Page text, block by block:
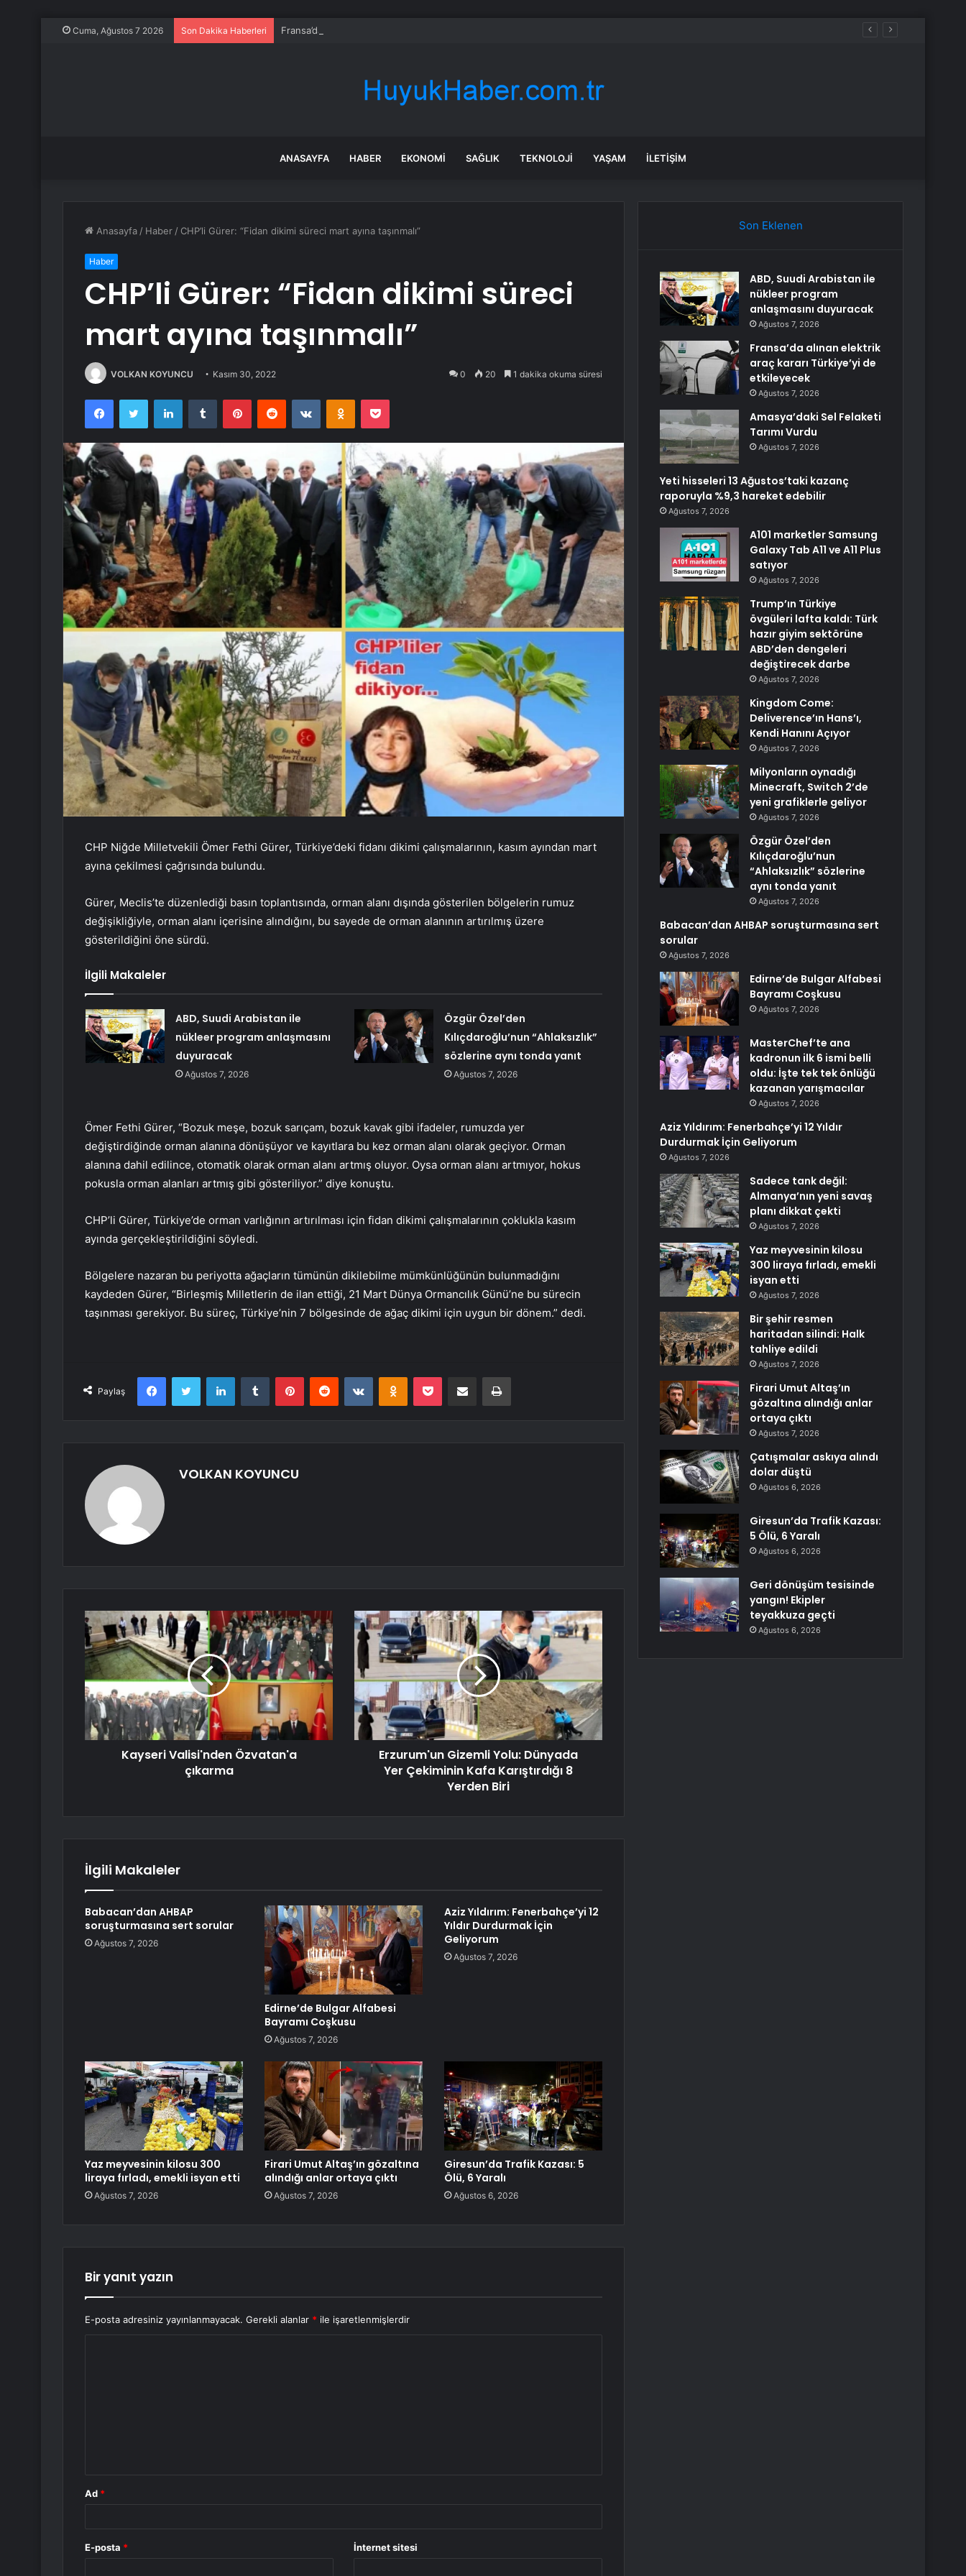
Cuma, Ağustos 7 2026 Son Dakika Haberleri Fransa’da alınan elektrik araç kararı Türkiye’yi de etkileyecek
ANASAYFA HABER EKONOMI SAĞLIK TEKNOLOJI YAŞAM İLETIŞIM
Anasayfa / Haber / CHP’li Gürer: “Fidan dikimi süreci mart ayına taşınmalı”
Haber
CHP’li Gürer: “Fidan dikimi süreci
mart ayına taşınmalı”
VOLKAN KOYUNCU Kasım 30, 2022 0 20 1 dakika okuma süresi
FacebookTwitter LinkedInTumblr PinterestReddit VKontakteOdnoklassniki
Pocket
CHP Niğde Milletvekili Ömer Fethi Gürer, Türkiye’deki fidanı dikimi çalışmalarının, kasım ayından mart
ayına çekilmesi çağrısında bulundu.
Gürer, Meclis’te düzenlediği basın toplantısında, orman alanı dışında gösterilen bölgelerin rumuz
değişikliğiyle, orman alanı içerisine alındığını, bu sayede de orman alanının artırılmış üzere
gösterildiğini öne sürdü.
İlgili Makaleler
ABD, Suudi Arabistan ile
nükleer program anlaşmasını
duyuracak
Ağustos 7, 2026
Özgür Özel’den
Kılıçdaroğlu’nun “Ahlaksızlık”
sözlerine aynı tonda yanıt
Ağustos 7, 2026
Ömer Fethi Gürer, “Bozuk meşe, bozuk sarıçam, bozuk kavak gibi ifadeler, rumuzda yer
değiştirdiğinde orman alanına dönüşüyor ve kayıtlara bu kez orman alanı olarak geçiyor. Orman
alanına dahil edilince, otomatik olarak orman alanı artmış oluyor. Oysa orman alanı artmıyor, hokus
pokusla orman alanları artmış gibi gösteriliyor.” diye konuştu.
CHP’li Gürer, Türkiye’de orman varlığının artırılması için fidan dikimi çalışmalarının çoklukla kasım
ayında gerçekleştirildiğini söyledi.
Bölgelere nazaran bu periyotta ağaçların tümünün dikilebilme mümkünlüğünün bulunmadığını
kaydeden Gürer, “Birleşmiş Milletlerin de ilan ettiği, 21 Mart Dünya Ormancılık Günü’ne bu sürecin
taşınması gerekiyor. Bu süreç, Türkiye’nin 7 bölgesinde de ağaç dikimi için uygun bir dönem.” dedi.
Paylaş
FacebookTwitter LinkedInTumblr PinterestReddit VKontakteOdnoklassniki
Pocket E-Posta ile paylaş Yazdır
VOLKAN KOYUNCU
Kayseri Valisi'nden Özvatan'a
çıkarma
Erzurum'un Gizemli Yolu: Dünyada
Yer Çekiminin Kafa Karıştırdığı 8
Yerden Biri
İlgili Makaleler
Babacan’dan AHBAP
soruşturmasına sert sorular
Ağustos 7, 2026
Edirne’de Bulgar Alfabesi
Bayramı Coşkusu
Ağustos 7, 2026
Aziz Yıldırım: Fenerbahçe’yi 12
Yıldır Durdurmak İçin
Geliyorum
Ağustos 7, 2026
Yaz meyvesinin kilosu 300
liraya fırladı, emekli isyan etti
Ağustos 7, 2026
Firari Umut Altaş’ın gözaltına
alındığı anlar ortaya çıktı
Ağustos 7, 2026
Giresun’da Trafik Kazası: 5
Ölü, 6 Yaralı
Ağustos 6, 2026
Bir yanıt yazın
E-posta adresiniz yayınlanmayacak. Gerekli alanlar * ile işaretlenmişlerdir
Ad *
E-posta * İnternet sitesi
Son Eklenen
ABD, Suudi Arabistan ile
nükleer program
anlaşmasını duyuracak
Ağustos 7, 2026
Fransa’da alınan elektrik
araç kararı Türkiye’yi de
etkileyecek
Ağustos 7, 2026
Amasya’daki Sel Felaketi
Tarımı Vurdu
Ağustos 7, 2026
Yeti hisseleri 13 Ağustos’taki kazanç
raporuyla %9,3 hareket edebilir
Ağustos 7, 2026
A101 marketler Samsung
Galaxy Tab A11 ve A11 Plus
satıyor
Ağustos 7, 2026
Trump’ın Türkiye
övgüleri lafta kaldı: Türk
hazır giyim sektörüne
ABD’den dengeleri
değiştirecek darbe
Ağustos 7, 2026
Kingdom Come:
Deliverence’ın Hans’ı,
Kendi Hanını Açıyor
Ağustos 7, 2026
Milyonların oynadığı
Minecraft, Switch 2’de
yeni grafiklerle geliyor
Ağustos 7, 2026
Özgür Özel’den
Kılıçdaroğlu’nun
“Ahlaksızlık” sözlerine
aynı tonda yanıt
Ağustos 7, 2026
Babacan’dan AHBAP soruşturmasına sert
sorular
Ağustos 7, 2026
Edirne’de Bulgar Alfabesi
Bayramı Coşkusu
Ağustos 7, 2026
MasterChef’te ana
kadronun ilk 6 ismi belli
oldu: İşte tek tek önlüğü
kazanan yarışmacılar
Ağustos 7, 2026
Aziz Yıldırım: Fenerbahçe’yi 12 Yıldır
Durdurmak İçin Geliyorum
Ağustos 7, 2026
Sadece tank değil:
Almanya’nın yeni savaş
planı dikkat çekti
Ağustos 7, 2026
Yaz meyvesinin kilosu
300 liraya fırladı, emekli
isyan etti
Ağustos 7, 2026
Bir şehir resmen
haritadan silindi: Halk
tahliye edildi
Ağustos 7, 2026
Firari Umut Altaş’ın
gözaltına alındığı anlar
ortaya çıktı
Ağustos 7, 2026
Çatışmalar askıya alındı
dolar düştü
Ağustos 6, 2026
Giresun’da Trafik Kazası:
5 Ölü, 6 Yaralı
Ağustos 6, 2026
Geri dönüşüm tesisinde
yangın! Ekipler
teyakkuza geçti
Ağustos 6, 2026